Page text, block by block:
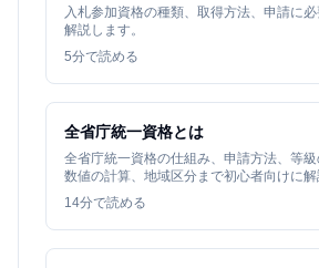
入札参加資格の種類、取得方法、申請に
解説します。
5分で読める
全省庁統一資格とは
全省庁統一資格の仕組み、申請方法、等
数値の計算、地域区分まで初心者向けに解
14分で読める